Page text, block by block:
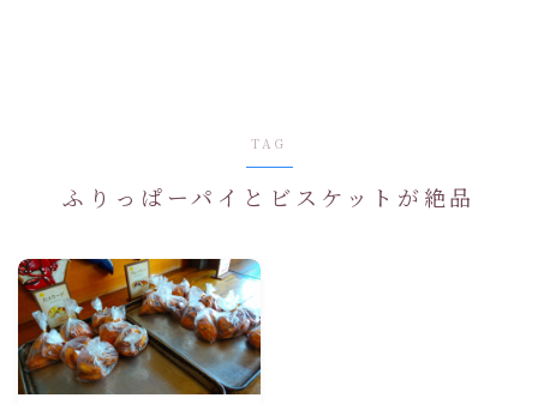
TAG
ふりっぱーパイとビスケットが絶品